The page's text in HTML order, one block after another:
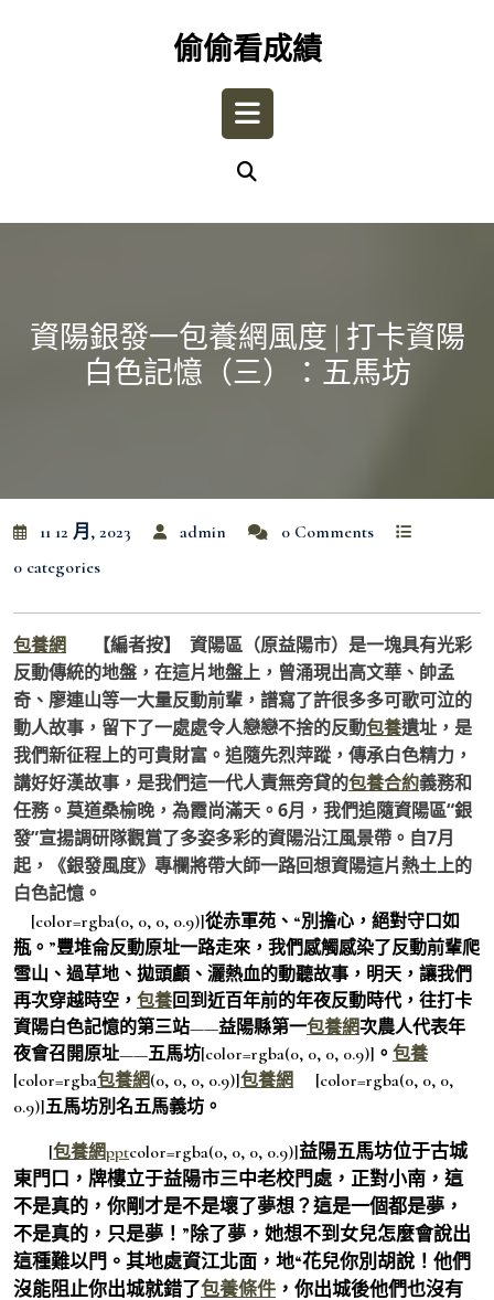
偷偷看成績
Open
資陽銀發一包養網風度 | 打卡資陽
白色記憶（三）：五馬坊
11 12 月, 2023 admin
0 Comments
0 categories
包養網
【編者按】 資陽區（原益陽市）是一塊具有光彩
反動傳統的地盤，在這片地盤上，曾涌現出高文華、帥孟
奇、廖連山等一大量反動前輩，譜寫了許很多多可歌可泣的
動人故事，留下了一處處令人戀戀不捨的反動包養遺址，是
我們新征程上的可貴財富。追隨先烈萍蹤，傳承白色精力，
講好好漢故事，是我們這一代人責無旁貸的包養合約義務和
任務。莫道桑榆晚，為霞尚滿天。6月，我們追隨資陽區“銀
發”宣揚調研隊觀賞了多姿多彩的資陽沿江風景帶。自7月
起，《銀發風度》專欄將帶大師一路回想資陽這片熱土上的
白色記憶。
[color=rgba(0, 0, 0, 0.9)]從赤軍苑、“別擔心，絕對守口如
瓶。”豐堆侖反動原址一路走來，我們感觸感染了反動前輩爬
雪山、過草地、拋頭顱、灑熱血的動聽故事，明天，讓我們
再次穿越時空， 包養回到近百年前的年夜反動時代，往打卡
資陽白色記憶的第三站——益陽縣第一包養網次農人代表年
夜會召開原址——五馬坊[color=rgba(0, 0, 0, 0.9)] 。 包養
[color=rgba包養網(0, 0, 0, 0.9)]包養網
[color=rgba(0, 0, 0,
0.9)]五馬坊別名五馬義坊。
[包養網pptcolor=rgba(0, 0, 0, 0.9)]益陽五馬坊位于古城
東門口，牌樓立于益陽市三中老校門處，正對小南，這
不是真的，你剛才是不是壞了夢想？這是一個都是夢，
不是真的，只是夢！”除了夢，她想不到女兒怎麼會說出
這種難以門。其地處資江北面，地“花兒你別胡說！他們
沒能阻止你出城就錯了包養條件 ，你出城後他們也沒有